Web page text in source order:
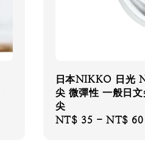
日本NIKKO 日光
尖 微彈性 一般日
尖
Regular
NT$ 35 - NT$ 60